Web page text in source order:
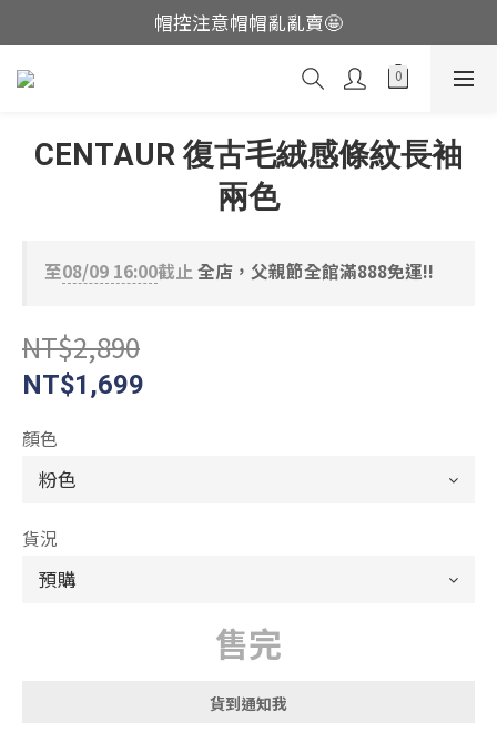
這裡現貨不用等👟
帽控注意帽帽亂亂賣🤩
這裡現貨不用等👟
CENTAUR 復古毛絨感條紋長袖
兩色
至08/09 16:00截止 全店，父親節全館滿888免運!!
NT$2,890
NT$1,699
顏色
貨況
售完
貨到通知我